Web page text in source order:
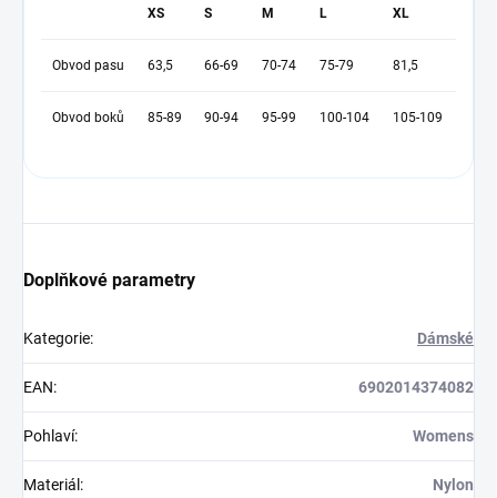
XS S M L XL
Obvod pasu 63,5 66-69 70-74 75-79 81,5
Obvod boků 85-89 90-94 95-99 100-104 105-109
Doplňkové parametry
Kategorie: Dámské
EAN: 6902014374082
Pohlaví: Womens
Materiál : Nylon